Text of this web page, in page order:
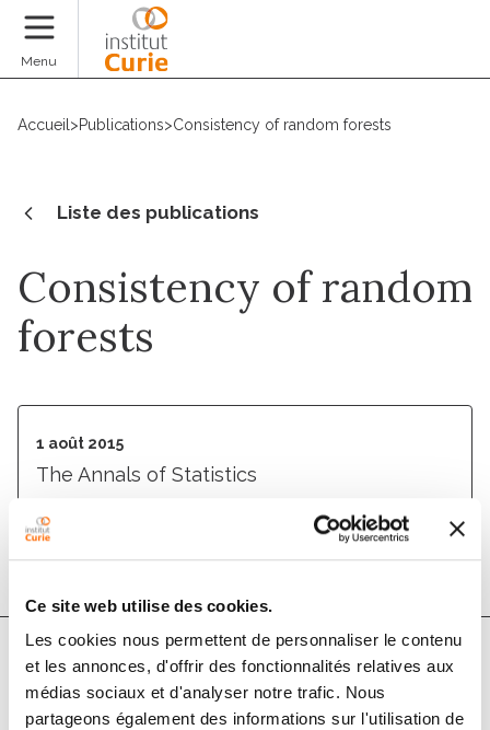
Ce site web utilise des cookies.
Les cookies nous permettent de personnaliser le contenu
et les annonces, d'offrir des fonctionnalités relatives aux
médias sociaux et d'analyser notre trafic. Nous
partageons également des informations sur l'utilisation de
Menu
Accueil >Publications>Consistency of random forests
Liste des publications
Consistency of random
forests
1 août 2015
The Annals of Statistics
DOI :
Auteurs